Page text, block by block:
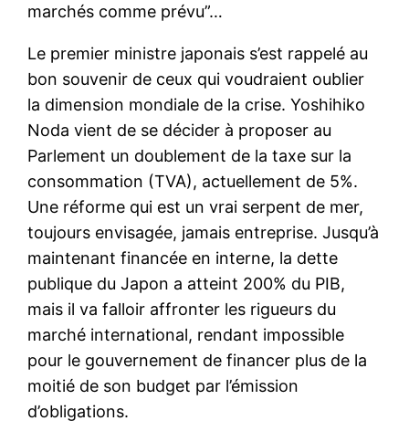
marchés comme prévu”…
Le premier ministre japonais s’est rappelé au
bon souvenir de ceux qui voudraient oublier
la dimension mondiale de la crise. Yoshihiko
Noda vient de se décider à proposer au
Parlement un doublement de la taxe sur la
consommation (TVA), actuellement de 5%.
Une réforme qui est un vrai serpent de mer,
toujours envisagée, jamais entreprise. Jusqu’à
maintenant financée en interne, la dette
publique du Japon a atteint 200% du PIB,
mais il va falloir affronter les rigueurs du
marché international, rendant impossible
pour le gouvernement de financer plus de la
moitié de son budget par l’émission
d’obligations.